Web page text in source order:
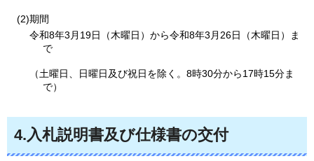
(2)期間
令和8年3月19日（木曜日）から令和8年3月26日（木曜日）ま
で
（土曜日、日曜日及び祝日を除く。8時30分から17時15分ま
で）
4.入札説明書及び仕様書の交付